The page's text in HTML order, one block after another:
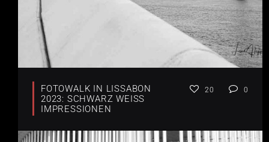
FOTOWALK IN LISSABON
2023: SCHWARZ WEISS I
MPRESSIONEN
20 0